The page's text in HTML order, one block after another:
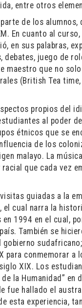
entre otros
de los
En cuanto al
en sus palabras,
juego de
maestro que no
(British Tea
propios del
al poder
étnicos que se
de los
malayo. La
que cada vez
guiadas a la
cual narra la
1994 en el cual,
También se
sudafricano;
conmemorar a
XIX. Los
la Humanidad” en
fue hallado el
esta experiencia,